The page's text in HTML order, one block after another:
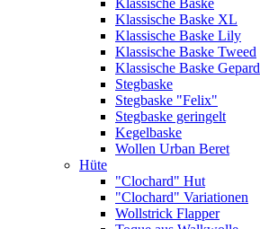
Klassische Baske
Klassische Baske XL
Klassische Baske Lily
Klassische Baske Tweed
Klassische Baske Gepard
Stegbaske
Stegbaske "Felix"
Stegbaske geringelt
Kegelbaske
Wollen Urban Beret
Hüte
"Clochard" Hut
"Clochard" Variationen
Wollstrick Flapper